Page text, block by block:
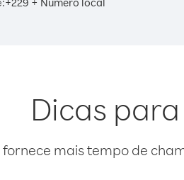
Dicas
fornece mais tempo de